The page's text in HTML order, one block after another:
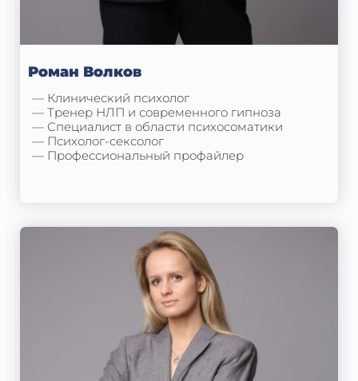
Роман Волков
— Клинический психолог
— Тренер НЛП и современного гипноза
— Специалист в области психосоматики
— Психолог-сексолог
— Профессиональный профайлер